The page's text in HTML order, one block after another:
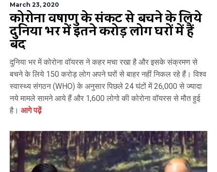
March 23, 2020
कोरोना विषाणु के संकट से बचने के लिये
दुनिया भर में इतने करोड़ लोग घरों में हैं
बंद
दुनिया भर में कोरोना वॉयरस ने कहर मचा रखा है और इसके संक्रमण से
बचने के लिये 150 करोड़ लोग अपने घरों से बाहर नहीं निकल रहे हैं। विश्व
स्वास्थ्य संगठन (WHO) के अनुसार पिछले 24 घंटों में 26,000 से ज्यादा
नये मामले सामने आये हैं और 1,600 लोगो की कोरोना वॉयरस से मौत हुई
है। आगे पढ़ें